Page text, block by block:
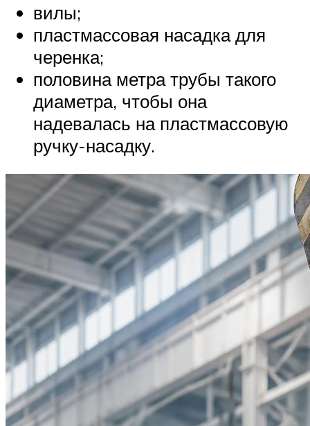
вилы;
пластмассовая насадка для
черенка;
половина метра трубы такого
диаметра, чтобы она
надевалась на пластмассовую
ручку-насадку.